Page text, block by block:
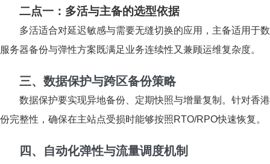
二点一：多活与主备的选型依据
多活适合对延迟敏感与需要无缝切换的应用，主备适用于
服务器备份与弹性方案既满足业务连续性又兼顾运维复杂度。
三、数据保护与跨区备份策略
数据保护要实现异地备份、定期快照与增量复制。针对香
份完整性，确保在主站点受损时能够按照RTO/RPO快速恢复。
四、自动化弹性与流量调度机制